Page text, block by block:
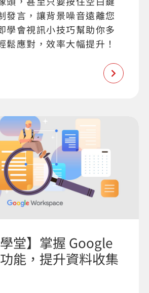
發言，讓背景噪音遠離您
學會視訊小技巧幫助你多
鬆應對，效率大幅提升！
學堂】掌握 Google
能，提升資料收集